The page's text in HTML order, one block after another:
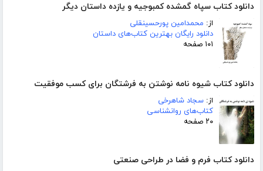
دانلود کتاب سپاه گمشده کمبوجیه و یازده داستان دیگر
از: محمدامین پورحسینقلی
دانلود رایگان بهترین کتاب‌های داستان
۱۰۱ صفحه
دانلود کتاب شیوه نامه نوشتن به فرشتگان برای کسب موفقیت
از: سجاد شاهرخی
کتاب‌های روانشناسی
۲۰ صفحه
دانلود کتاب فرم و فضا در طراحی صنعتی